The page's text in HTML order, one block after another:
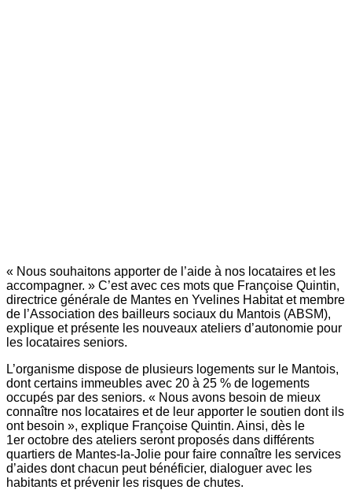
« Nous souhaitons apporter de l’aide à nos locataires et les
accompagner. » C’est avec ces mots que Françoise Quintin,
directrice générale de Mantes en Yvelines Habitat et membre
de l’Association des bailleurs sociaux du Mantois (ABSM),
explique et présente les nouveaux ateliers d’autonomie pour
les locataires seniors.
L’organisme dispose de plusieurs logements sur le Mantois,
dont certains immeubles avec 20 à 25 % de logements
occupés par des seniors. « Nous avons besoin de mieux
connaître nos locataires et de leur apporter le soutien dont ils
ont besoin », explique Françoise Quintin. Ainsi, dès le
1er octobre des ateliers seront proposés dans différents
quartiers de Mantes-la-Jolie pour faire connaître les services
d’aides dont chacun peut bénéficier, dialoguer avec les
habitants et prévenir les risques de chutes.